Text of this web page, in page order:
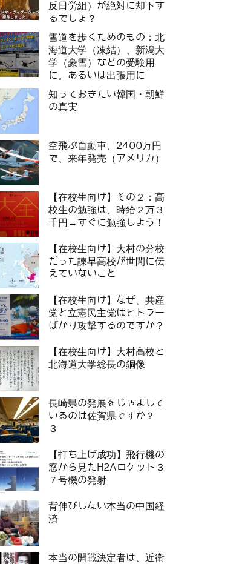
反日労組）が絶対に却下す
るでしょ？
雪道を歩くためのもの：北
海道大学（凍結）、新潟大
学（豪雪）などの受験用
に。あるいは出張用に
知っておきたい韓国・朝鮮
の真実
空飛ぶ自動車、2400万円
で、来年発売（アメリカ）
【在校生向け】その２：高
校生の勉強は、時給２万３
千円→すぐに勉強しよう！
【在校生向け】大村の分校
だった諫早高校が世間に伝
えていないこと
【在校生向け】なぜ、共産
党と立憲民主党はヒトラー
ばかり攻撃するのですか？
【在校生向け】大村高校と
北海道大学総長の銅像
長崎県の発展をじゃまして
いるのは佐賀県ですか？
３
【打ち上げ成功】飛行機の
窓から見たH2Aロケット３
７号機の発射
背伸びしない本当の中国経
済
本当の開戦決定者は、近衛